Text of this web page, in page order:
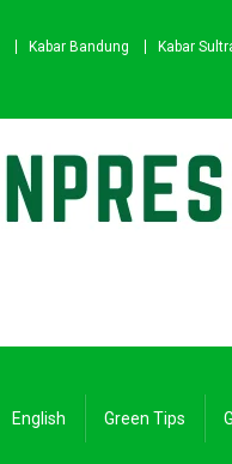
Kabar Bandung Kabar
English Green Tips